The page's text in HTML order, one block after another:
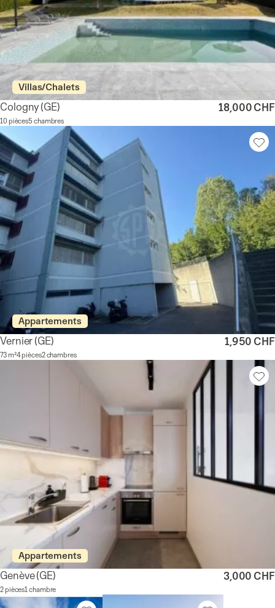
Villas/Chalets
Cologny(GE)
10 pièces5 chambres
18,000 CHF
Appartements
Vernier(GE)
73 m²4 pièces2 chambres
1,950 CHF
Appartements
Genève(GE)
2 pièces1 chambre
3,000 CHF